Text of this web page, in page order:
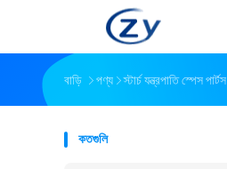
বাড়ি পণ্য স্টার্চ যন্ত্রপাতি স্পেস পার্টস
কতগুলি